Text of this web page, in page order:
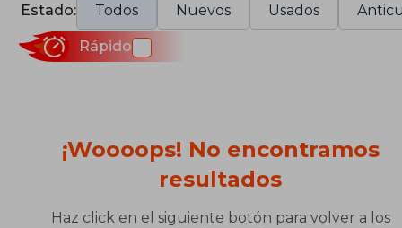
Estado: Todos Nuevos Usados
Rápido
¡Woooops! No encontramos
resultados
Haz click en el siguiente botón para volver a los